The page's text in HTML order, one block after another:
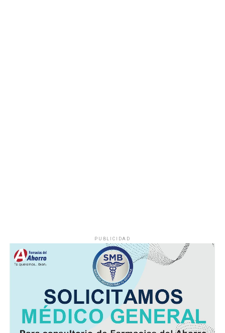
Dulce María Alducin Vallejo, habitante de la comunidad,
explicó que la petición fue presentada ante las
autoridades municipales y que, tras las gestiones
realizadas en conjunto con Hidrosistema, fue posible
concretar la obra que hoy permite mejorar el
suministro.
PUBLICIDAD